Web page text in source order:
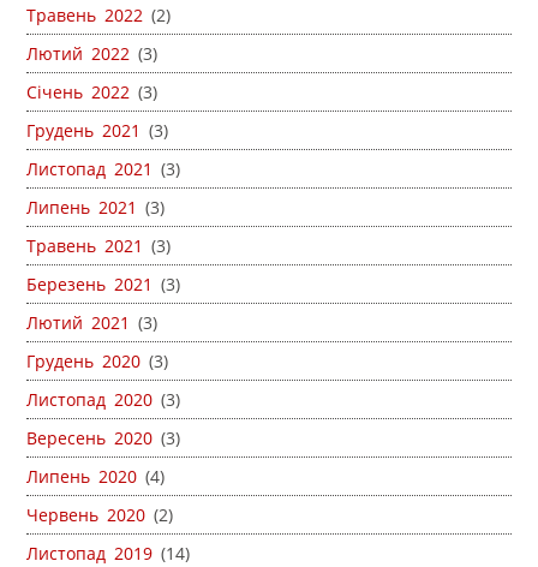
Травень 2022 (2)
Лютий 2022 (3)
Січень 2022 (3)
Грудень 2021 (3)
Листопад 2021 (3)
Липень 2021 (3)
Травень 2021 (3)
Березень 2021 (3)
Лютий 2021 (3)
Грудень 2020 (3)
Листопад 2020 (3)
Вересень 2020 (3)
Липень 2020 (4)
Червень 2020 (2)
Листопад 2019 (14)